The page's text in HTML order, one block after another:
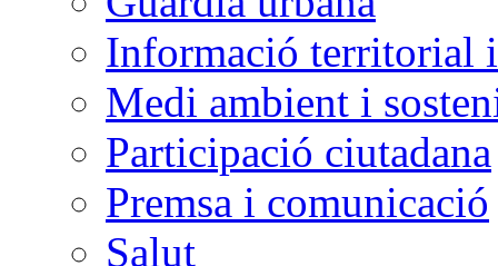
Informació territorial
Medi ambient i
Participació ciutadana
Premsa i comunicació
Salut